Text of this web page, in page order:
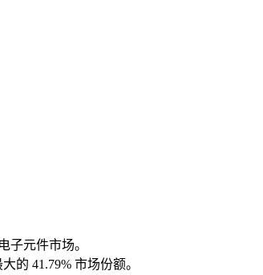
子元件市场。
的 41.79% 市场份额。